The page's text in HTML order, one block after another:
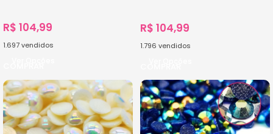
R$ 104,99
1.697vendidos
R$ 104,99
1.796 vendidos